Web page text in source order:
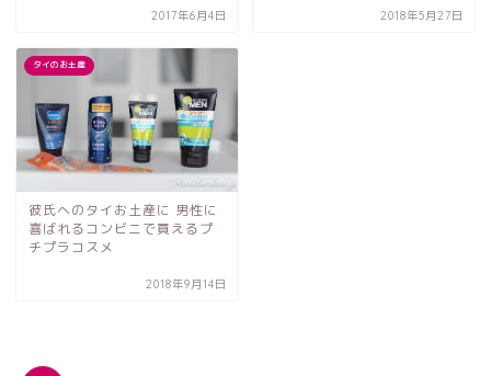
2017年6月4日 2018年5月27日
タイのお土産
彼氏へのタイお土産に 男性に
喜ばれるコンビニで買えるプ
チプラコスメ
2018年9月14日